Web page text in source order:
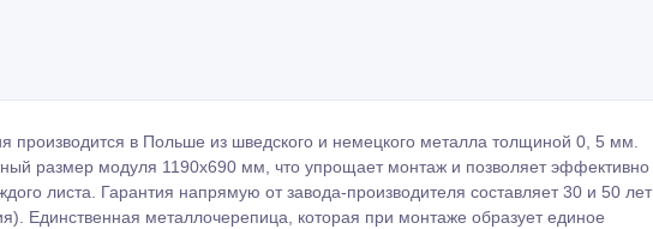
производится в Польше из шведского и немецкого металла толщиной 0, 5 мм.
размер модуля 1190х690 мм, что упрощает монтаж и позволяет эффективно
листа. Гарантия напрямую от завода-производителя составляет 30 и 50 лет
Единственная металлочерепица, которая при монтаже образует единое